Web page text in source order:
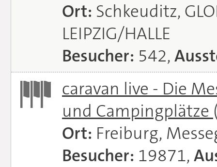
Ort: Schkeuditz,
LEIPZIG/HALLE
Besucher: 542,
caravan live - Die
und Campingplätze
Ort: Freiburg,
Besucher: 19871,